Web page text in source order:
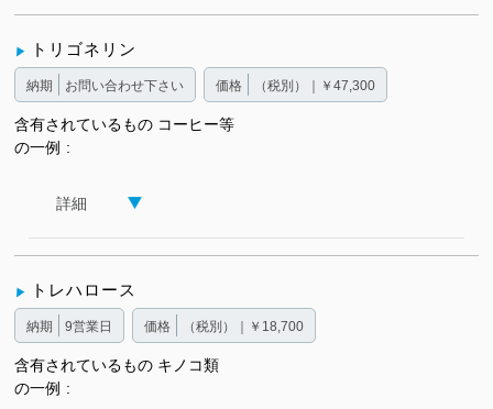
トリゴネリン
納期 お問い合わせ下さい 価格 （税別）｜￥47,300
含有されているもの
の一例
コーヒー等
詳細
トレハロース
納期 9営業日 価格 （税別）｜￥18,700
含有されているもの
の一例
キノコ類